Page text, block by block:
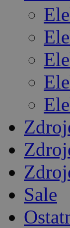
Sale